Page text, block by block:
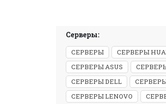
Серверы:
СЕРВЕРЫ
СЕРВЕРЫ
СЕРВЕРЫ ASUS
СЕРВЕРЫ DELL
СЕРВЕРЫ LENOVO